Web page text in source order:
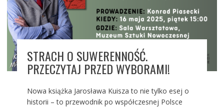
STRACH O SUWERENNOŚĆ.
PRZECZYTAJ PRZED WYBORAMI!
Nowa książka Jarosława Kuisza to nie tylko esej o
historii – to przewodnik po współczesnej Polsce